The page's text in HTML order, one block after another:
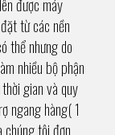
được máy
từ các nền
thể nhưng do
nhiều bộ phận
gian và quy
ngang hàng( 1
chúng tôi đơn